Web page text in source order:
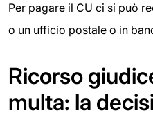
Per pagare il CU ci si può
o un ufficio postale o in
Ricorso
multa: la